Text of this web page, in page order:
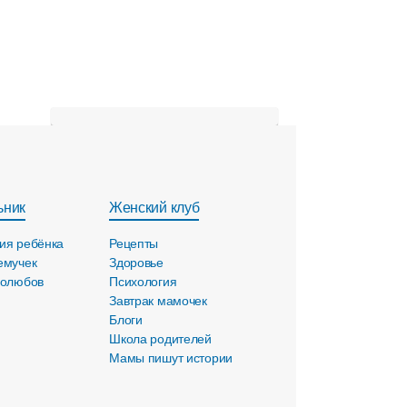
ребёнка
Женский клуб
Рецепты
Здоровье
Психология
Завтрак мамочек
Блоги
Школа родителей
Мамы пишут истории